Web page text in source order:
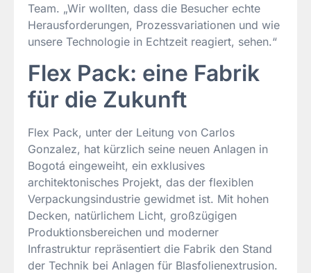
Team. „Wir wollten, dass die Besucher echte
Herausforderungen, Prozessvariationen und wie
unsere Technologie in Echtzeit reagiert, sehen.“
Flex Pack: eine Fabrik
für die Zukunft
Flex Pack, unter der Leitung von Carlos
Gonzalez, hat kürzlich seine neuen Anlagen in
Bogotá eingeweiht, ein exklusives
architektonisches Projekt, das der flexiblen
Verpackungsindustrie gewidmet ist. Mit hohen
Decken, natürlichem Licht, großzügigen
Produktionsbereichen und moderner
Infrastruktur repräsentiert die Fabrik den Stand
der Technik bei Anlagen für Blasfolienextrusion.